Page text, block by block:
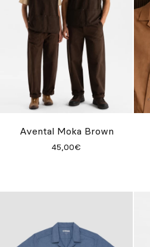
Avental Moka Brown
45,00€